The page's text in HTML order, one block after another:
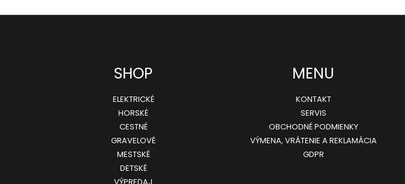
SHOP
ELEKTRICKÉ
HORSKÉ
CESTNÉ
GRAVELOVÉ
MESTSKÉ
DETSKÉ
VÝPREDAJ
MENU
KONTAKT
SERVIS
OBCHODNÉ PODMIENKY
VÝMENA, VRÁTENIE A REKLAMÁCIA
GDPR